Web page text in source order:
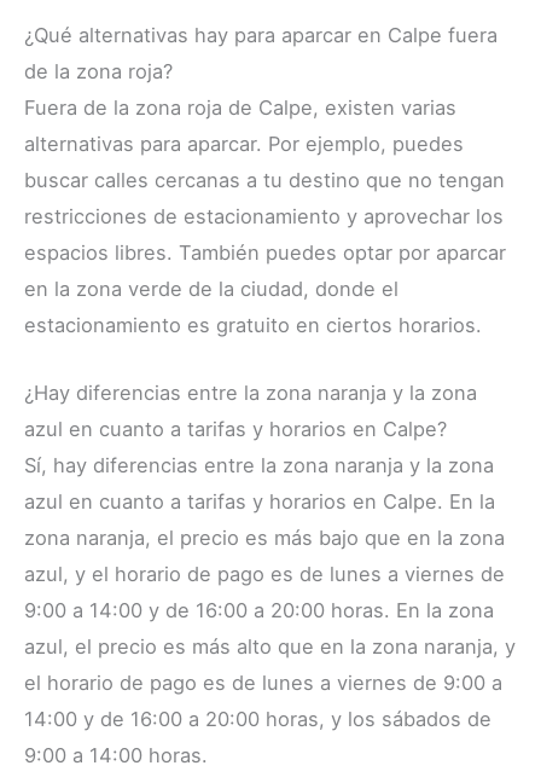
¿Qué alternativas hay para aparcar en Calpe fuera
de la zona roja?
Fuera de la zona roja de Calpe, existen varias
alternativas para aparcar. Por ejemplo, puedes
buscar calles cercanas a tu destino que no tengan
restricciones de estacionamiento y aprovechar los
espacios libres. También puedes optar por aparcar
en la zona verde de la ciudad, donde el
estacionamiento es gratuito en ciertos horarios.
¿Hay diferencias entre la zona naranja y la zona
azul en cuanto a tarifas y horarios en Calpe?
Sí, hay diferencias entre la zona naranja y la zona
azul en cuanto a tarifas y horarios en Calpe. En la
zona naranja, el precio es más bajo que en la zona
azul, y el horario de pago es de lunes a viernes de
9:00 a 14:00 y de 16:00 a 20:00 horas. En la zona
azul, el precio es más alto que en la zona naranja, y
el horario de pago es de lunes a viernes de 9:00 a
14:00 y de 16:00 a 20:00 horas, y los sábados de
9:00 a 14:00 horas.